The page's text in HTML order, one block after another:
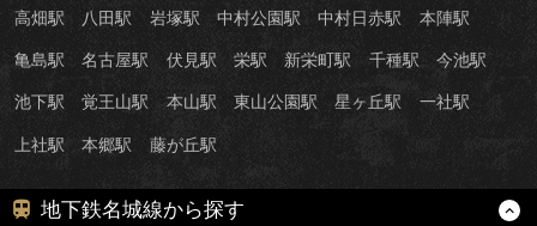
高畑駅 八田駅 岩塚駅 中村公園駅 中村日赤駅 本陣駅
亀島駅 名古屋駅 伏見駅 栄駅 新栄町駅 千種駅 今池駅
池下駅 覚王山駅 本山駅 東山公園駅 星ヶ丘駅 一社駅
上社駅 本郷駅 藤が丘駅
地下鉄名城線から探す